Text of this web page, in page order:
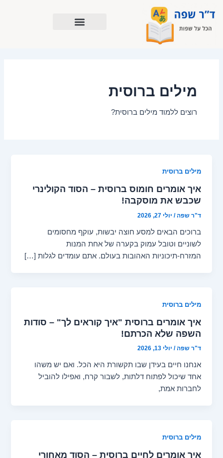
לתוכן
מילים ברוסית
רוצים ללמוד מילים ברוסית?
מילים ברוסית
איך אומרים חומוס ברוסית – הסוד הקולינרי
שכבש את מוסקבה!
ד"ר שפה/ יולי 27, 2026
ברוכים הבאים למסע חוצה יבשות, עוקף מחסומים
לשוניים וטובל עמוק בקערה של אחת המנות
המזרח-תיכוניות האהובות בעולם. אתם עומדים לגלות […]
מילים ברוסית
איך אומרים ברוסית "איך קוראים לך" – סודות
השפה שלא הכרתם!
ד"ר שפה/ יולי 13, 2026
אנחנו חיים בעידן שבו תקשורת היא הכל. ואם יש משהו
אחד שיכול לפתוח דלתות, לשבור קרח, ואפילו להוביל
לחברות אמת,
מילים ברוסית
איך אומרים לחיים ברוסית – הסוד מאחורי